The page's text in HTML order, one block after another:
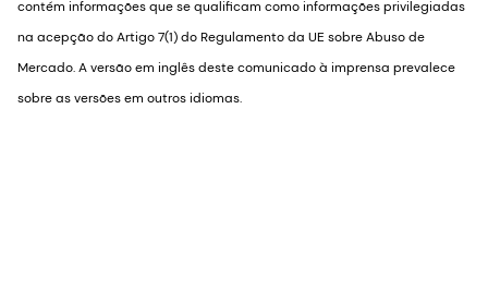
contém informações que se qualificam como informações privilegiadas
na acepção do Artigo 7(1) do Regulamento da UE sobre Abuso de
Mercado. A versão em inglês deste comunicado à imprensa prevalece
sobre as versões em outros idiomas.